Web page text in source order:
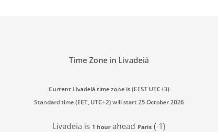
Time Zone in Livadeiá
Current Livadeiá time zone is (EEST UTC+3)
Standard time (EET, UTC+2) will start 25 October 2026
Livadeia is 1 hourahead Paris (-1)